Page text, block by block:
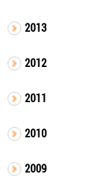
2013
2012
2011
2010
2009